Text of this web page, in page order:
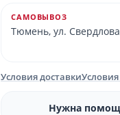
САМОВЫВОЗ
Тюмень, ул.
Условия доставки
Нужна